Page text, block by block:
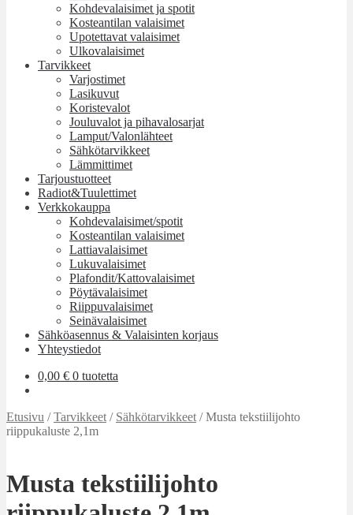
Kohdevalaisimet ja spotit
Kosteantilan valaisimet
Upotettavat valaisimet
Ulkovalaisimet
Tarvikkeet
Varjostimet
Lasikuvut
Koristevalot
Jouluvalot ja pihavalosarjat
Lamput/Valonlähteet
Sähkötarvikkeet
Lämmittimet
Tarjoustuotteet
Radiot&Tuulettimet
Verkkokauppa
Kohdevalaisimet/spotit
Kosteantilan valaisimet
Lattiavalaisimet
Lukuvalaisimet
Plafondit/Kattovalaisimet
Pöytävalaisimet
Riippuvalaisimet
Seinävalaisimet
Sähköasennus & Valaisinten korjaus
Yhteystiedot
0,00 € 0 tuotetta
Etusivu /Tarvikkeet / Sähkötarvikkeet /Musta tekstiilijohto
riippukaluste 2,1m
Musta tekstiilijohto